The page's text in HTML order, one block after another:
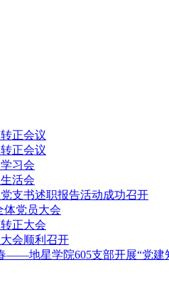
正会议
正会议
习会
活会
支书述职报告活动成功召开
体党员大会
正大会
会顺利召开
——地星学院605支部开展“党建